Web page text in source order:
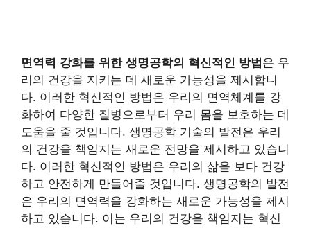
면역력 강화를 위한 생명공학의 혁신적인 방법 은 우
리의 건강을 지키는 데 새로운 가능성을 제시합니
다. 이러한 혁신적인 방법은 우리의 면역체계를 강
화하여 다양한 질병으로부터 우리 몸을 보호하는 데
도움을 줄 것입니다. 생명공학 기술의 발전은 우리
의 건강을 책임지는 새로운 전망을 제시하고 있습니
다. 이러한 혁신적인 방법은 우리의 삶을 보다 건강
하고 안전하게 만들어줄 것입니다. 생명공학의 발전
은 우리의 면역력을 강화하는 새로운 가능성을 제시
하고 있습니다. 이는 우리의 건강을 책임지는 혁신